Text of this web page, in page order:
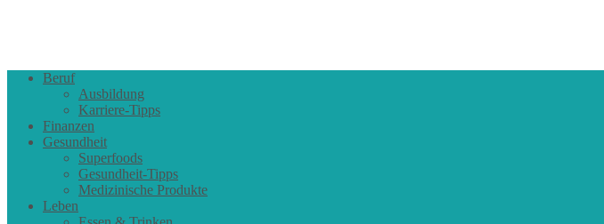
Beruf
Ausbildung
Karriere-Tipps
Finanzen
Gesundheit
Superfoods
Gesundheit-Tipps
Medizinische Produkte
Leben